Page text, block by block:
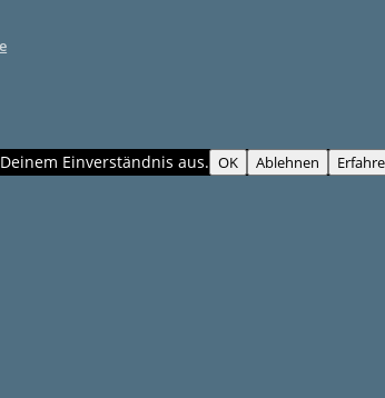
Einverständnis aus. OK Ablehnen